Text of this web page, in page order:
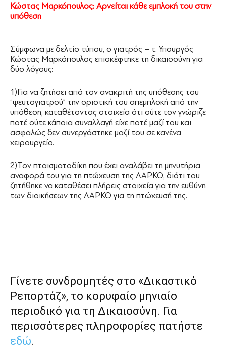
Κώστας Μαρκόπουλος: Αρνείται κάθε εμπλοκή του στην
υπόθεση
Σύμφωνα με δελτίο τύπου, ο γιατρός – τ. Υπουργός
Κώστας Μαρκόπουλος επισκέφτηκε τη δικαιοσύνη για
δύο λόγους:
1)Για να ζητήσει από τον ανακριτή της υπόθεσης του
“ψευτογιατρού” την οριστική του απεμπλοκή από την
υπόθεση, καταθέτοντας στοιχεία ότι ούτε τον γνώριζε
ποτέ ούτε κάποια συναλλαγή είχε ποτέ μαζί του και
ασφαλώς δεν συνεργάστηκε μαζί του σε κανένα
χειρουργείο.
2)Τον πταισματοδίκη που έχει αναλάβει τη μηνυτήρια
αναφορά του για τη πτώχευση της ΛΑΡΚΟ, διότι του
ζητήθηκε να καταθέσει πλήρεις στοιχεία για την ευθύνη
των διοικήσεων της ΛΑΡΚΟ για τη πτώχευσή της.
Γίνετε συνδρομητές στο «Δικαστικό
Ρεπορτάζ», το κορυφαίο μηνιαίο
περιοδικό για τη Δικαιοσύνη. Για
περισσότερες πληροφορίες πατήστε
εδώ.